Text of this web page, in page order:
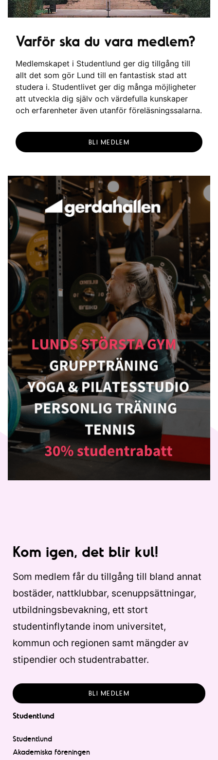
Varför ska du vara medlem?
Medlemskapet i Studentlund ger dig tillgång till
allt det som gör Lund till en fantastisk stad att
studera i. Studentlivet ger dig många möjligheter
att utveckla dig själv och värdefulla kunskaper
och erfarenheter även utanför föreläsningssalarna.
BLI MEDLEM
Kom igen, det blir kul!
Som medlem får du tillgång till bland annat
bostäder, nattklubbar, scenuppsättningar,
utbildningsbevakning, ett stort
studentinflytande inom universitet,
kommun och regionen samt mängder av
stipendier och studentrabatter.
BLI MEDLEM
Studentlund
Studentlund
Akademiska föreningen